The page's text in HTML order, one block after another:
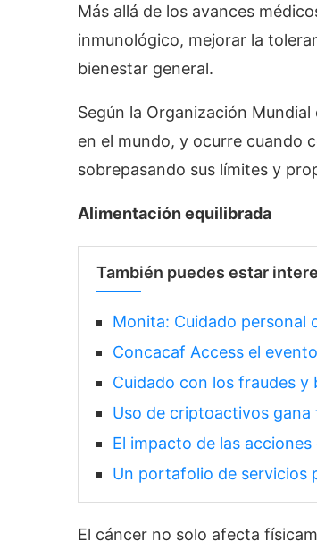
Más allá de los avances
inmunológico, mejorar la
bienestar general.
Según la Organización
en el mundo, y ocurre cuando
sobrepasando sus límites y
Alimentación equilibrada
También puedes estar
Monita: Cuidado personal
Concacaf Access el
Cuidado con los fraudes
Uso de criptoactivos gana
El impacto de las
Un portafolio de servicios
El cáncer no solo afecta